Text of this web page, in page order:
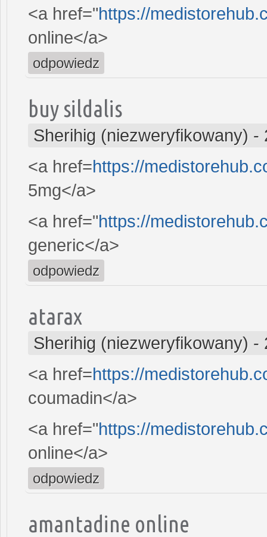
<a href="https://
online</a>
odpowiedz
buy sildalis
Sherihig (niezweryfikowany) -
<a href=https://
5mg</a>
<a href="https://
generic</a>
odpowiedz
atarax
Sherihig (niezweryfikowany) -
<a href=https://
coumadin</a>
<a href="https://
online</a>
odpowiedz
amantadine online